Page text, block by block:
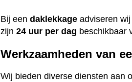
Bij eendaklekkage adviseren
zijn24 uur per dag beschikbaar
Werkzaamheden van
Wij bieden diverse diensten aan